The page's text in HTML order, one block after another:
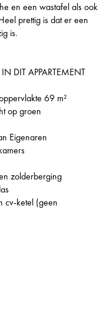
en een wastafel als ook
prettig is dat er een
is.
DIT APPARTEMENT
69 m²
op groen
Eigenaren
zolderberging
cv-ketel (geen